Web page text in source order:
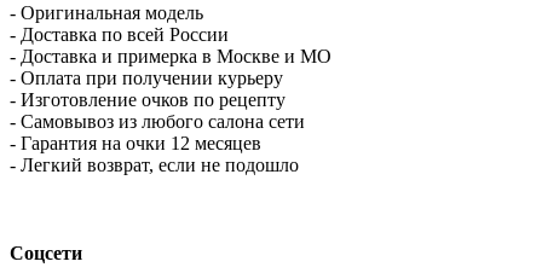
- Оригинальная модель
- Доставка по всей России
- Доставка и примерка в Москве и МО
- Оплата при получении курьеру
- Изготовление очков по рецепту
- Самовывоз из любого салона сети
- Гарантия на очки 12 месяцев
- Легкий возврат, если не подошло
Соцсети